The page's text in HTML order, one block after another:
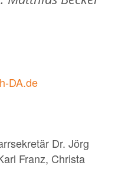
DA.de
Dr. Jörg
Franz, Christa